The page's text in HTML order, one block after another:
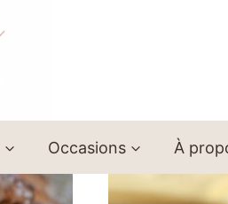
Occasions À